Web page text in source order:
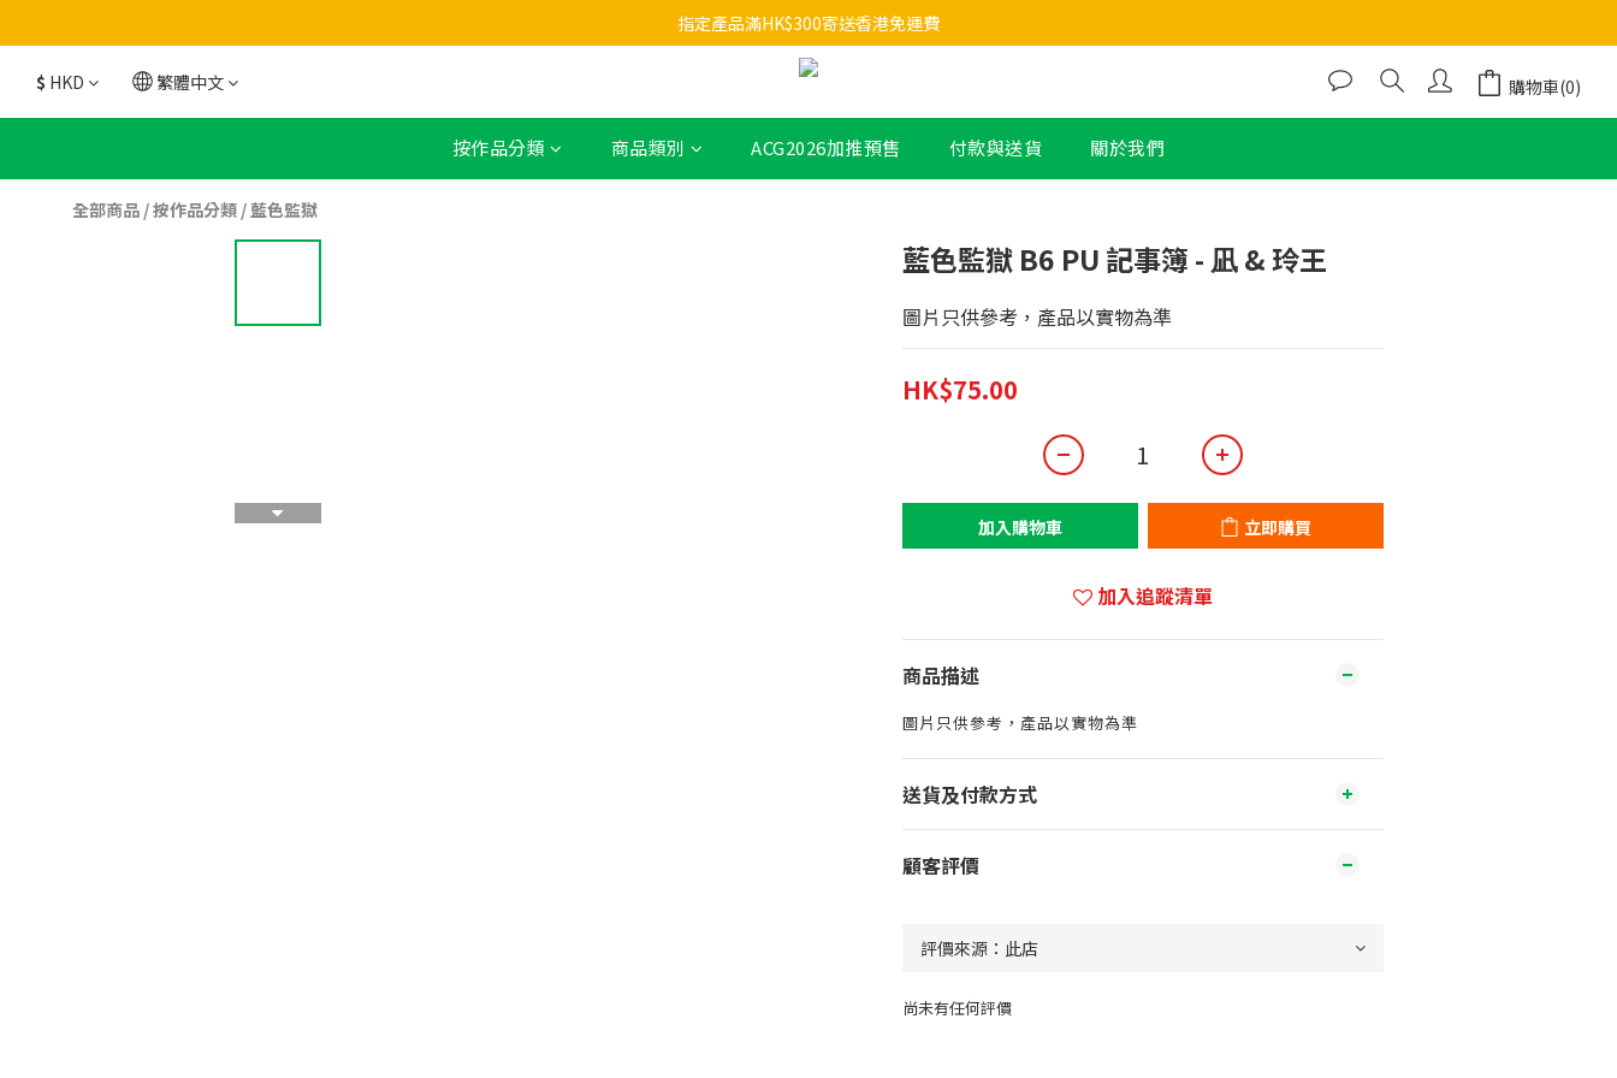
指定產品滿HK$300寄送香港免運費
$ HKD 繁體中文 購物車(0)
按作品分類 商品類別 ACG2026加推預售 付款與送貨 關於我們
全部商品 /按作品分類 /藍色監獄
藍色監獄 B6 PU 記事簿 - 凪 & 玲王
圖片只供參考，產品以實物為準
HK$75.00
加入購物車 立即購買
加入追蹤清單
商品描述
圖片只供參考，產品以實物為準
送貨及付款方式
顧客評價
尚未有任何評價